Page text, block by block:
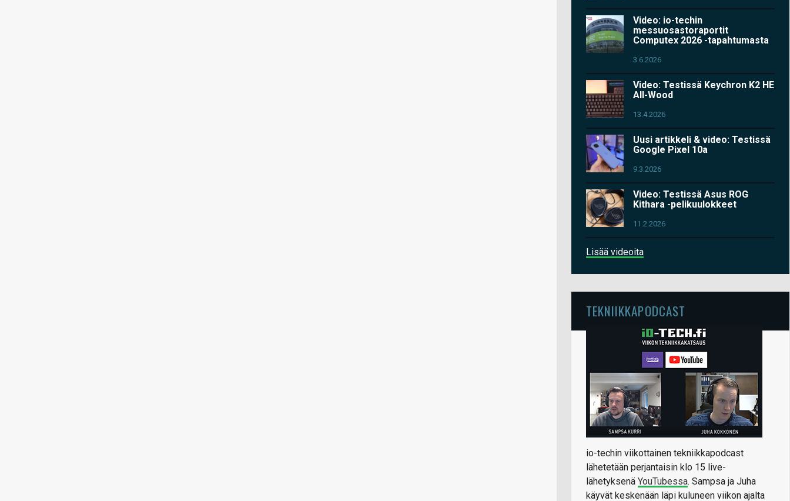
Video: io-techin
messuosastoraportit
Computex 2026 -tapahtumasta
3.6.2026
Video: Testissä Keychron K2 HE
All-Wood
13.4.2026
Uusi artikkeli & video: Testissä
Google Pixel 10a
9.3.2026
Video: Testissä Asus ROG
Kithara -pelikuulokkeet
11.2.2026
Lisää videoita
TEKNIIKKAPODCAST
io-techin viikottainen tekniikkapodcast
lähetetään perjantaisin klo 15 live-
lähetyksenä YouTubessa. Sampsa ja Juha
käyvät keskenään läpi kuluneen viikon ajalta